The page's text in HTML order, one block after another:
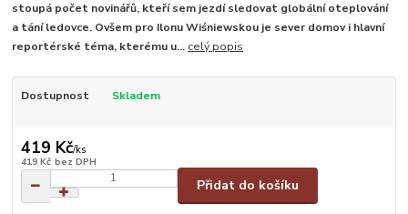
stoupá počet novinářů, kteří sem jezdí sledovat globální oteplování
a tání ledovce. Ovšem pro Ilonu Wiśniewskou je sever domov i hlavní
reportérské téma, kterému u... celý popis
Dostupnost Skladem
419 Kč/ks
419 Kč bez DPH
Přidat do košíku